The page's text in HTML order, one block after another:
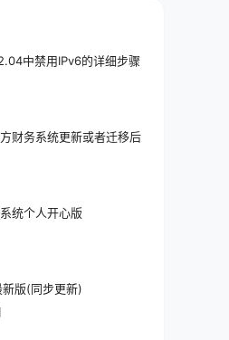
中禁用IPv6的详细步骤
财务系统更新或者迁移后
统个人开心版
版(同步更新)